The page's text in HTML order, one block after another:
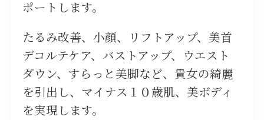
ポートします。
たるみ改善、小顔、リフトアップ、美首
デコルテケア、バストアップ、ウエスト
ダウン、すらっと美脚など、貴女の綺麗
を引出し、マイナス１０歳肌、美ボディ
を実現します。